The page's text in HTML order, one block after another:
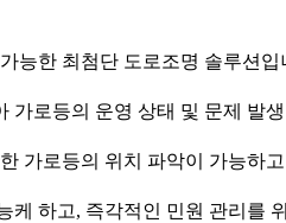
능한 최첨단 도로조명 솔루션입
가로등의 운영 상태 및 문제 발
가로등의 위치 파악이 가능하
케 하고, 즉각적인 민원 관리를